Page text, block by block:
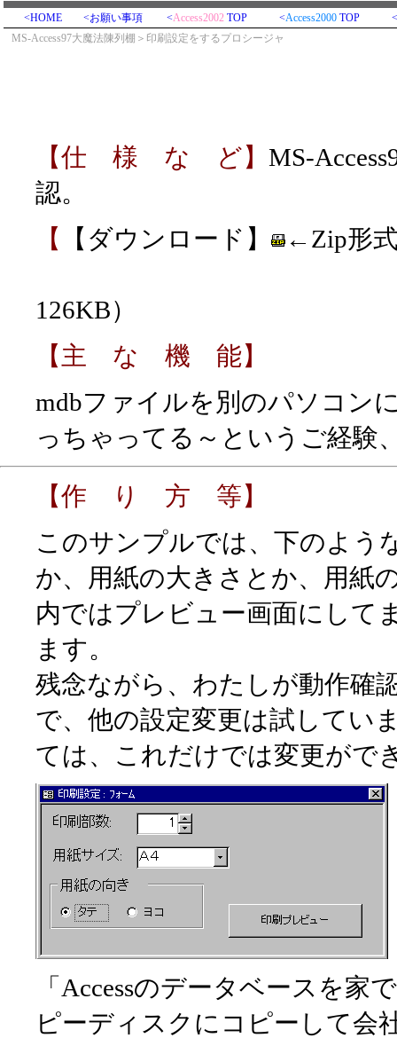
<HOME <お願い事項 <Access2002 TOP <Access2000 TOP
MS-Access97大魔法陳列棚＞印刷設定をするプロシージャ
【仕 様 な ど】 MS-
認。
【 【ダウンロード】
←Zip形
126KB）
【主 な 機 能】
mdbファイルを別のパソコン
っちゃってる～というご経験
【作 り 方 等】
このサンプルでは、下のよう
か、用紙の大きさとか、用紙
内ではプレビュー画面にして
ます。
残念ながら、わたしが動作確
で、他の設定変更は試してい
ては、これだけでは変更がで
「Accessのデータベースを
ピーディスクにコピーして会